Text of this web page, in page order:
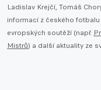
Ladislav Krejčí, Tomáš
informací z českého
evropských soutěží (např.
Mistrů) a další aktuality ze